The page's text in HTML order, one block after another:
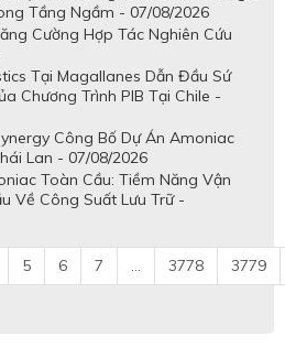
Tầng Ngầm - 07/08/2026
Cường Hợp Tác Nghiên Cứu
Tại Magallanes Dẫn Đầu Sứ
Chương Trình PIB Tại Chile -
Công Bố Dự Án Amoniac
Lan - 07/08/2026
Toàn Cầu: Tiềm Năng Vận
Về Công Suất Lưu Trữ -
5 6 7 ... 3778 3779